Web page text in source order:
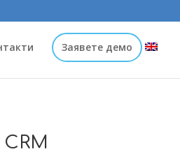
Заявете демо